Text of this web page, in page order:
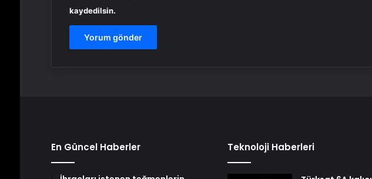
kaydedilsin.
En Güncel Haberler Teknoloji Haberleri